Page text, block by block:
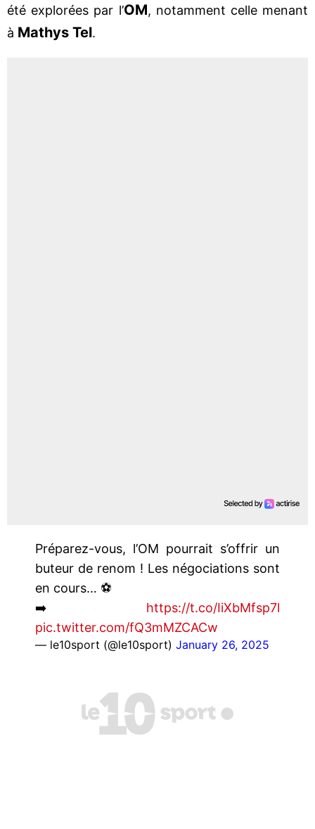
été explorées par l’OM, notamment celle menant
à Mathys Tel.
Préparez-vous, l’OM pourrait s’offrir un
buteur de renom ! Les négociations sont
en cours… ⚽
➡️ https://t.co/IiXbMfsp7l
pic.twitter.com/fQ3mMZCACw
— le10sport (@le10sport) January 26, 2025